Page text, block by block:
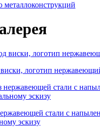
металлоконструкций
логотип
стали с
эскизу